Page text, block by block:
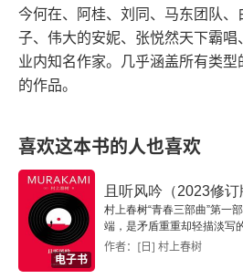
今何在、阿桂、刘同、马东团队
子、伟大的安妮、张悦然天下霸
业内知名作家。几乎涵盖所有类
的作品。
喜欢这本书的人也喜欢
电子书
且听风吟（2023修订
村上春树“青春三部曲”第一
端，是矛盾重重却轻描淡写
作者：[日] 村上春树